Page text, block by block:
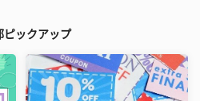
ピックアップ